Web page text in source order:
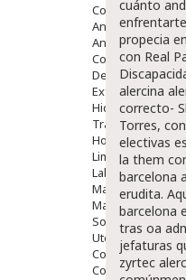
Cosmética Facial
Antiacné
Antiedad
Contorno De
Exfoliantes
Hidratantes
Tratamientos De
Hombre
Limpieza
Labiales
Maquillajes Y
Mascarillas
Solares
Utensilios
Cosmética
Cosmética
cuánto
propecia
con Real
alercina
correcto-
Torres,
electivas
la them
barcelona
erudita.
barcelona
tras oa
jefaturas
zyrtec